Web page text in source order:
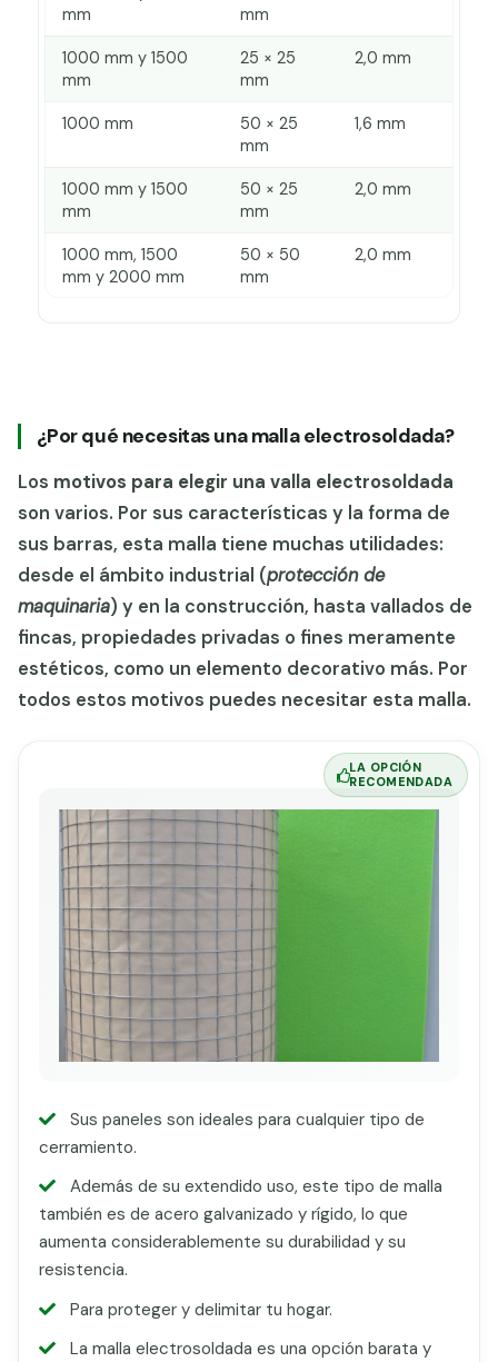
mm
mm
1000 mm y 1500
mm
25 × 25
mm
2,0 mm
1000 mm
50 × 25
mm
1,6 mm
1000 mm y 1500
mm
50 × 25
mm
2,0 mm
1000 mm, 1500
mm y 2000 mm
50 × 50
mm
2,0 mm
¿Por qué necesitas una malla electrosoldada?
Los motivos para elegir una valla electrosoldada
son varios. Por sus características y la forma de
sus barras, esta malla tiene muchas utilidades:
desde el ámbito industrial (protección de
maquinaria) y en la construcción, hasta vallados de
fincas, propiedades privadas o fines meramente
estéticos, como un elemento decorativo más. Por
todos estos motivos puedes necesitar esta malla.
Sus paneles son ideales para cualquier tipo de
cerramiento.
Además de su extendido uso, este tipo de malla
también es de acero galvanizado y rígido, lo que
aumenta considerablemente su durabilidad y su
resistencia.
Para proteger y delimitar tu hogar.
La malla electrosoldada es una opción barata y
LA OPCIÓN
RECOMENDADA